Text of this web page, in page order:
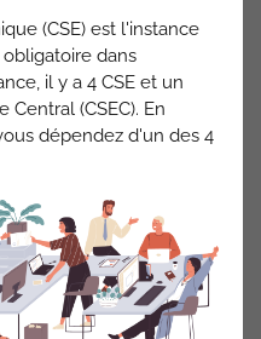
confondues) satisfaits
longs.
extérieur à travers une
de fluidité.
et le mardi plus chargé:
place de la caisse
déjà approvisionnés.
(CSE) est l'instance
dans
il y a 4 CSE et un
(CSEC). En
dépendez d'un des 4